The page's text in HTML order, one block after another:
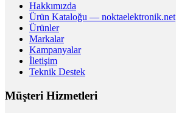
Hakkımızda
Ürün Kataloğu — noktaelektronik.net
Ürünler
Markalar
Kampanyalar
İletişim
Teknik Destek
Müşteri Hizmetleri